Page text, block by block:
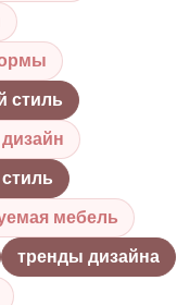
стиль
мебель
тренды дизайна